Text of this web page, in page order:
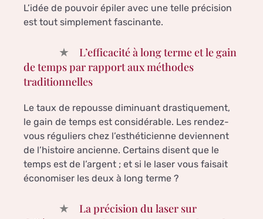
L’idée de pouvoir épiler avec une telle précision
est tout simplement fascinante.
L’efficacité à long terme et le gain
de temps par rapport aux méthodes
traditionnelles
Le taux de repousse diminuant drastiquement,
le gain de temps est considérable. Les rendez-
vous réguliers chez l’esthéticienne deviennent
de l’histoire ancienne. Certains disent que le
temps est de l’argent ; et si le laser vous faisait
économiser les deux à long terme ?
La précision du laser sur